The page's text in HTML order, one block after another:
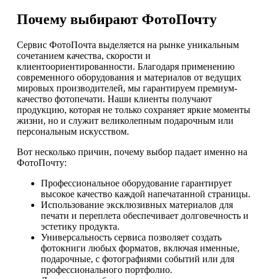
Почему выбирают ФотоПочту
Сервис ФотоПочта выделяется на рынке уникальным
сочетанием качества, скорости и
клиентоориентированности. Благодаря применению
современного оборудования и материалов от ведущих
мировых производителей, мы гарантируем премиум-
качество фотопечати. Наши клиенты получают
продукцию, которая не только сохраняет яркие моменты
жизни, но и служит великолепным подарочным или
персональным искусством.
Вот несколько причин, почему выбор падает именно на
ФотоПочту:
Профессиональное оборудование гарантирует
высокое качество каждой напечатанной страницы.
Использование эксклюзивных материалов для
печати и переплета обеспечивает долговечность и
эстетику продукта.
Универсальность сервиса позволяет создать
фотокниги любых форматов, включая именные,
подарочные, с фотографиями событий или для
профессионального портфолио.